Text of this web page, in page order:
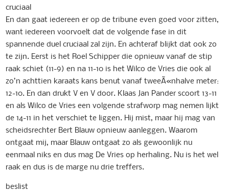
cruciaal
En dan gaat iedereen er op de tribune even goed voor zitten,
want iedereen voorvoelt dat de volgende fase in dit
spannende duel cruciaal zal zijn. En achteraf blijkt dat ook zo
te zijn. Eerst is het Roel Schipper die opnieuw vanaf de stip
raak schiet (11-9) en na 11-10 is het Wilco de Vries die ook al
zo’n achttien karaats kans benut vanaf tweeÃ«nhalve meter:
12-10. En dan drukt V en V door. Klaas Jan Pander scoort 13-11
en als Wilco de Vries een volgende strafworp mag nemen lijkt
de 14-11 in het verschiet te liggen. Hij mist, maar hij mag van
scheidsrechter Bert Blauw opnieuw aanleggen. Waarom
ontgaat mij, maar Blauw ontgaat zo als gewoonlijk nu
eenmaal niks en dus mag De Vries op herhaling. Nu is het wel
raak en dus is de marge nu drie treffers.
beslist